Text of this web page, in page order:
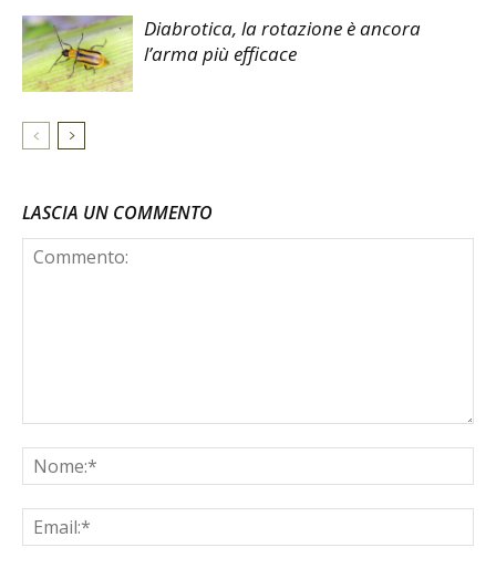
Diabrotica, la rotazione è ancora
l’arma più efficace
LASCIA UN COMMENTO